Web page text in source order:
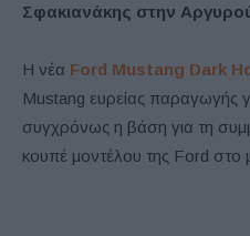
Σφακιανάκης στην
Η νέα Ford Mustang Dark
Mustang ευρείας παραγωγής
συγχρόνως η βάση για τη
κουπέ μοντέλου της Ford στο